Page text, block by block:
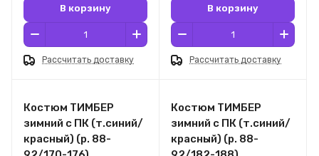
В корзину
Рассчитать доставку
В корзину
Рассчитать доставку
Костюм ТИМБЕР
зимний с ПК (т.синий/
красный) (р. 88-
Костюм ТИМБЕР
зимний с ПК (т.синий/
красный) (р. 88-